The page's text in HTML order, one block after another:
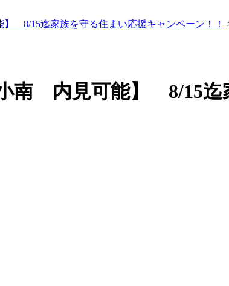
8/15迄家族を守る住まい応援キャンペーン！！
南 内見可能】 8/15迄